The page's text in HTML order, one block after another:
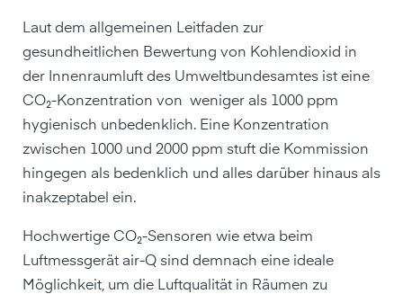
Laut dem allgemeinen Leitfaden zur
gesundheitlichen Bewertung von Kohlendioxid in
der Innenraumluft des Umweltbundesamtes ist eine
CO₂-Konzentration von weniger als 1000 ppm
hygienisch unbedenklich. Eine Konzentration
zwischen 1000 und 2000 ppm stuft die Kommission
hingegen als bedenklich und alles darüber hinaus als
inakzeptabel ein.
Hochwertige CO₂-Sensoren wie etwa beim
Luftmessgerät air-Q sind demnach eine ideale
Möglichkeit, um die Luftqualität in Räumen zu